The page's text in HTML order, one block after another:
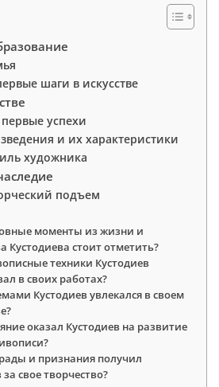
шаги в искусстве
успехи
и их характеристики
художника
подъем
моменты из жизни и
Кустодиева стоит отметить?
техники Кустодиев
в своих работах?
Кустодиев увлекался в своем
оказал Кустодиев на развитие
и признания получил
за свое творчество?